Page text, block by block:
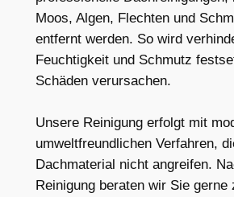
Moos, Algen, Flechten und
entfernt werden. So wird
Feuchtigkeit und Schmutz
Schäden verursachen.
Unsere Reinigung erfolgt mit
umweltfreundlichen Verfahren,
Dachmaterial nicht angreifen.
Reinigung beraten wir Sie gerne